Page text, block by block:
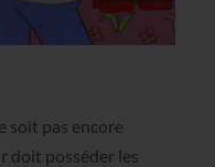
soit pas encore
doit posséder les